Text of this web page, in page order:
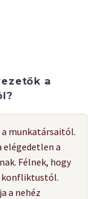
a
munkatársaitól.
elégedetlen a
Félnek, hogy
konfliktustól.
a nehéz